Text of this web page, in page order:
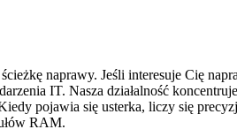
naprawy. Jeśli interesuje Cię
IT. Nasza działalność
pojawia się usterka, liczy się
RAM.